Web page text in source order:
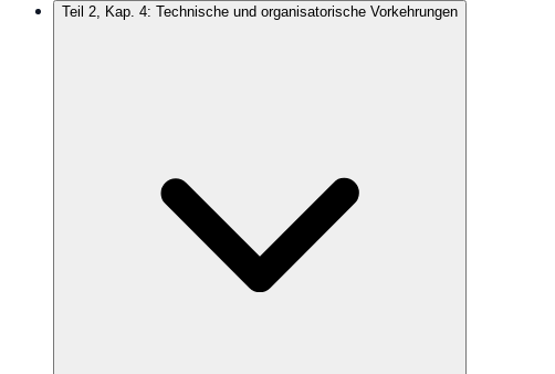
Teil 2, Kap. 4: Technische und organisatorische Vorkehrungen